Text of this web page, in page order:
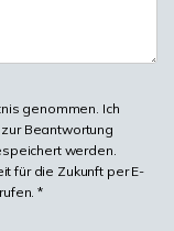
genommen. Ich
Beantwortung
werden.
für die Zukunft per E-
*